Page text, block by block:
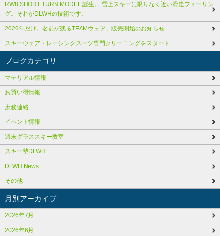
RW8 SHORT TURN MODEL 誕生。 雪上スキーに限りなく近い滑走フィーリン
グ。それがDLWHの技術です。
2026年だけ。名前が残るTEAMウェア、販売開始のお知らせ
スキーウェア・レーシングスーツ専門クリーニングをスタート
ブログカテゴリ
マテリアル情報
お買い得情報
庶務連絡
イベント情報
週末グラススキー教室
スキー塾DLWH
DLWH News
その他
月別アーカイブ
2026年7月
2026年6月